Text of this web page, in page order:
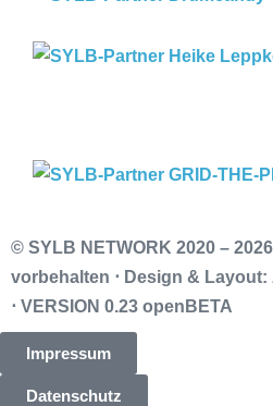
© SYLB NETWORK 2020 –
vorbehalten ⋅ Design &
⋅ VERSION 0.23 openBETA
Impressum
Datenschutz